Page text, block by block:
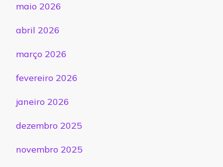
maio 2026
abril 2026
março 2026
fevereiro 2026
janeiro 2026
dezembro 2025
novembro 2025